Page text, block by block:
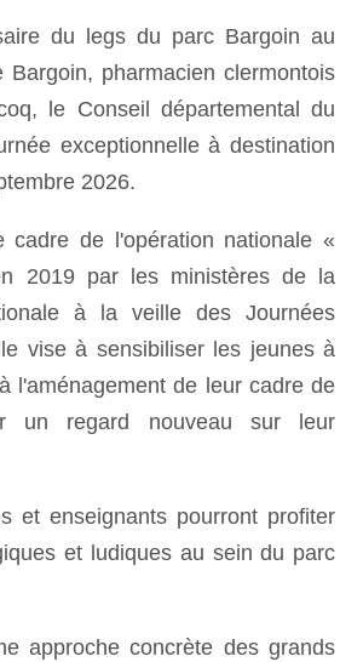
du legs du parc Bargoin au
pharmacien clermontois
le Conseil départemental du
exceptionnelle à destination
2026.
cadre de l'opération nationale «
2019 par les ministères de la
à la veille des Journées
vise à sensibiliser les jeunes à
l'aménagement de leur cadre de
regard nouveau sur leur
et enseignants pourront profiter
et ludiques au sein du parc
approche concrète des grands